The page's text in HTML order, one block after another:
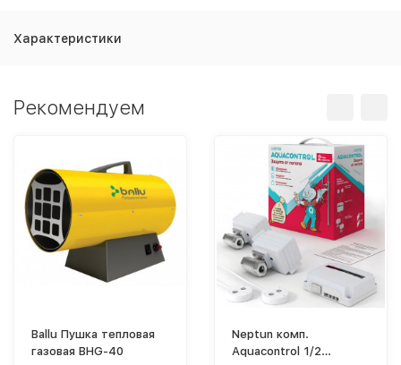
Характеристики
Рекомендуем
Ballu Пушка тепловая
газовая BHG-40
Neptun комп.
Aquacontrol 1/2